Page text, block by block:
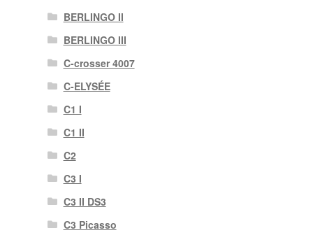
BERLINGO II
BERLINGO III
C-crosser 4007
C-ELYSÉE
C1 I
C1 II
C2
C3 I
C3 II DS3
C3 Picasso